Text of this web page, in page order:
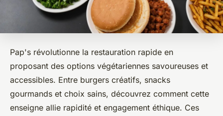
Pap's révolutionne la restauration rapide en
proposant des options végétariennes savoureuses et
accessibles. Entre burgers créatifs, snacks
gourmands et choix sains, découvrez comment cette
enseigne allie rapidité et engagement éthique. Ces